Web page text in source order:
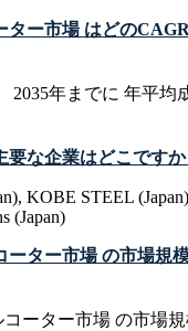
ター市場 はどの
2035年までに 年平均
要な企業はどこです
KOBE STEEL
(Japan)
ーター市場 の市場規
ーター市場 の市場規